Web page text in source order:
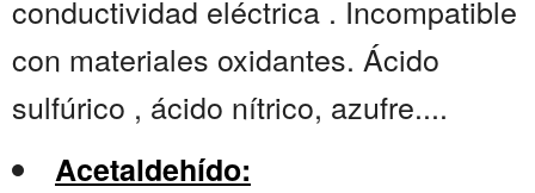
conductividad eléctrica . Incompatible
con materiales oxidantes. Ácido
sulfúrico , ácido nítrico, azufre....
Acetaldehído: